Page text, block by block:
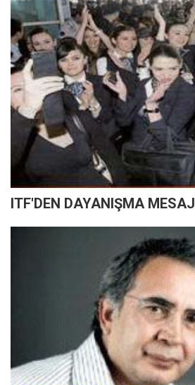
ITF'DEN DAYANIŞMA MESAJI